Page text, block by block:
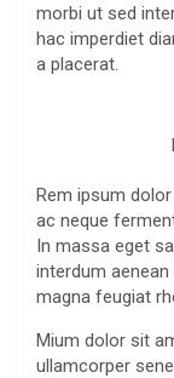
morbi ut sed
hac imperdiet
a placerat.
Rem ipsum
ac neque
In massa eget
interdum
magna feugiat
Mium dolor sit
ullamcorper